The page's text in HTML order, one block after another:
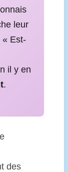
leur
« Est-
il y en
.
des